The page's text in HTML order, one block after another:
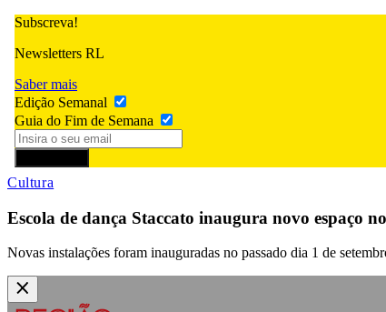
Subscreva!
Newsletters RL
Saber mais
Edição Semanal
Guia do Fim de Semana
Cultura
Escola de dança Staccato inaugura novo espaço
Novas instalações foram inauguradas no passado dia 1 de